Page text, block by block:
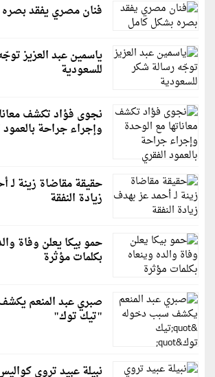
فنان مصري يفقد
ياسمين عبد العزيز
للسعودية
نجوى فؤاد تكشف
وإجراء جراحة بالعمود
حقيقة مقاضاة زينة لـ
زيادة النفقة
حمو بيكا يعلن وفاة
بكلمات مؤثرة
صبري عبد المنعم
"تيك توك"
نبيلة عبيد تروي